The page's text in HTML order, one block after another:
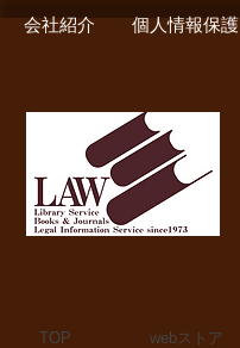
会社紹介 個人情報保護
TOP webストア